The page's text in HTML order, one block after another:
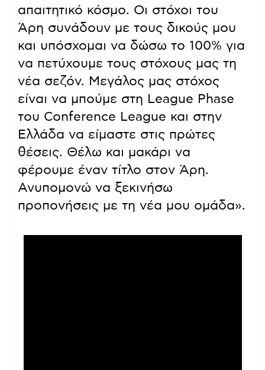
απαιτητικό κόσμο. Οι στόχοι του
Άρη συνάδουν με τους δικούς μου
και υπόσχομαι να δώσω το 100% για
να πετύχουμε τους στόχους μας τη
νέα σεζόν. Μεγάλος μας στόχος
είναι να μπούμε στη League Phase
του Conference League και στην
Ελλάδα να είμαστε στις πρώτες
θέσεις. Θέλω και μακάρι να
φέρουμε έναν τίτλο στον Άρη.
Ανυπομονώ να ξεκινήσω
προπονήσεις με τη νέα μου ομάδα».